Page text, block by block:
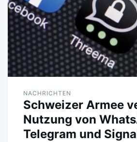
NACHRICHTEN
Schweizer Armee
Nutzung von
Telegram und